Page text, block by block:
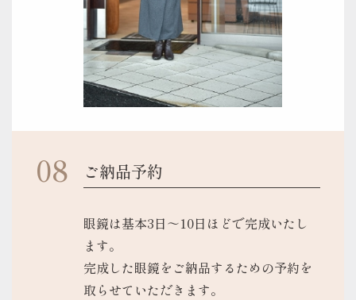
ご納品予約
眼鏡は基本3日～10日ほどで完成いたし
ます。
完成した眼鏡をご納品するための予約を
取らせていただきます。